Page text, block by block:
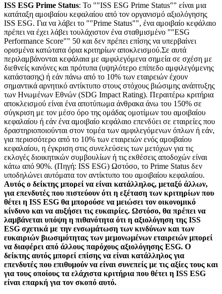
ISS ESG Prime Status: Το ""ISS ESG Prime Status"" είναι μια
κατάταξη αμοιβαίου κεφαλαίου από τον οργανισμό αξιολόγησης
ISS ESG. Για να λάβει το ""Prime Status"", ένα αμοιβαίο κεφάλαιο
πρέπει να έχει λάβει τουλάχιστον ένα σταθμισμένο ""ESG
Performance Score"" 50 και δεν πρέπει επίσης να υπερβαίνει
ορισμένα κατώτατα όρια κριτηρίων αποκλεισμού.Σε αυτά
περιλαμβάνονται κεφάλαια με αμφιλεγόμενα σημεία σε σχέση με
διεθνείς κανόνες και πρότυπα (υψηλότερο επίπεδο αμφιλεγόμενης
κατάστασης) ή εάν πάνω από το 10% των εταιρειών έχουν
σημαντικά αρνητικό αντίκτυπο στους στόχους βιώσιμης ανάπτυξης
των Ηνωμένων Εθνών (SDG Impact Rating). Περαιτέρω κριτήρια
αποκλεισμού είναι ένα αποτύπωμα άνθρακα άνω του 150% σε
σύγκριση με τον μέσο όρο της ομάδας ομοτίμων του αμοιβαίου
κεφαλαίου ή εάν ένα αμοιβαίο κεφάλαιο επενδύει σε εταιρείες που
δραστηριοποιούνται στον τομέα των αμφιλεγόμενων όπλων ή εάν,
για περισσότερο από το 10% των εταιρειών ενός αμοιβαίου
κεφαλαίου, η έγκριση στις συνελεύσεις των μετόχων για τις
εκλογές διοικητικών συμβουλίων ή τις εκθέσεις αποδοχών είναι
κάτω από 90%. (Πηγή: ISS ESG) Ωστόσο, το Prime Status δεν
υποδηλώνει αυτόματα τον αντίκτυπο του αμοιβαίου κεφαλαίου.
Αυτός ο δείκτης μπορεί να είναι κατάλληλος, μεταξύ άλλων,
για επενδυτές που πιστεύουν ότι η εξέταση των κριτηρίων που
θέτει η ISS ESG θα μπορούσε να μειώσει τον οικονομικό
κίνδυνο και να αυξήσει τις ευκαιρίες. Ωστόσο, θα πρέπει να
λαμβάνεται υπόψη η πιθανότητα ότι η αξιολόγηση της ISS
ESG σχετικά με την ενσωμάτωση των κινδύνων και των
ευκαιριών βιωσιμότητας των μεμονωμένων εταιρειών μπορεί
να διαφέρει από άλλους παρόχους αξιολόγησης ESG. Ο
δείκτης αυτός μπορεί επίσης να είναι κατάλληλος για
επενδυτές που επιθυμούν να είναι συνεπείς με τις αξίες τους και
για τους οποίους τα ελάχιστα κριτήρια που θέτει η ISS ESG
είναι επαρκή για τον σκοπό αυτό.